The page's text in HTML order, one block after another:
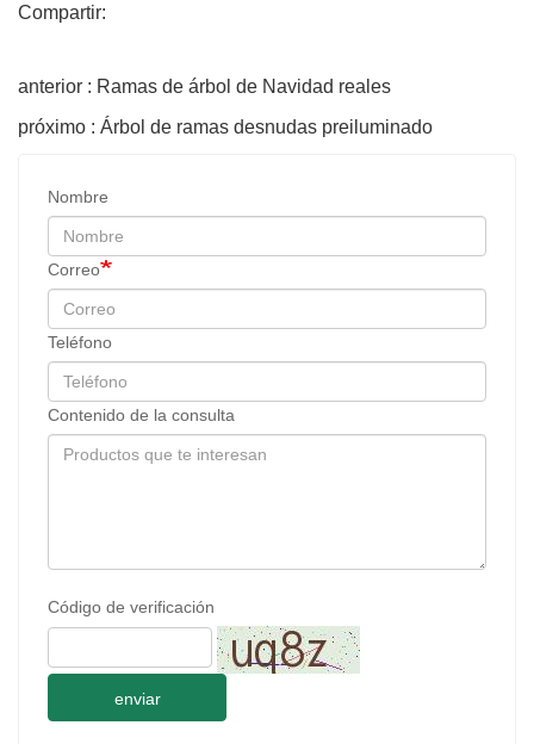
Compartir:
anterior : Ramas de árbol de Navidad reales
próximo : Árbol de ramas desnudas preiluminado
Nombre
Correo
Teléfono
Contenido de la consulta
Código de verificación
enviar